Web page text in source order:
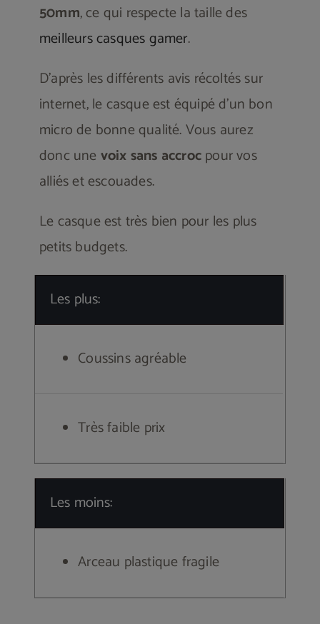
50mm, ce qui respecte la taille des
meilleurs casques gamer.
D’après les différents avis récoltés sur
internet, le casque est équipé d’un bon
micro de bonne qualité. Vous aurez
donc une voix sans accrocpour vos
alliés et escouades.
Le casque est très bien pour les plus
petits budgets.
Les plus:
Coussins agréable
Très faible prix
Les moins:
Arceau plastique fragile